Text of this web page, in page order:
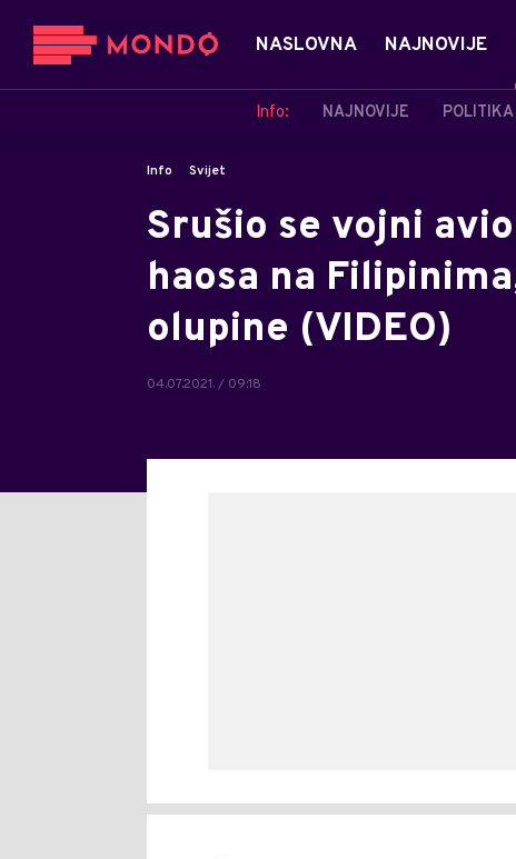
NASLOVNA NAJNOVIJE
Info: NAJNOVIJE POLITIKA
Info Svijet
Srušio se vojni
haosa na
olupine (VIDEO)
04.07.2021. / 09:18